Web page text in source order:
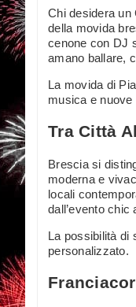
Chi desidera un
della movida
cenone con DJ
amano ballare,
La movida di
musica e nuove
Tra Città
Brescia si
moderna e
locali
dall’evento chic
La possibilità di
personalizzato.